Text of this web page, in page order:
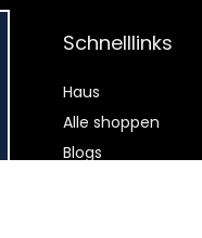
Schnelllinks
Haus
Alle shoppen
Blogs